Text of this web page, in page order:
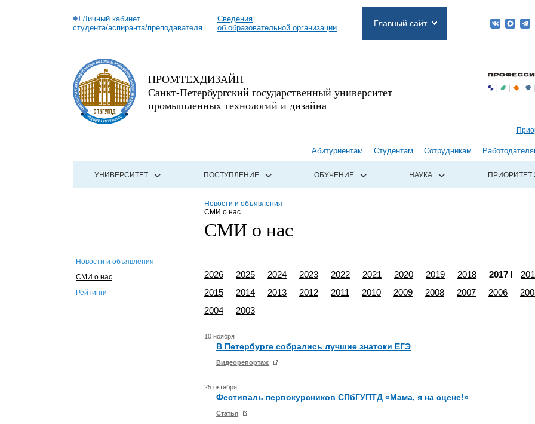
Личный кабинет
студента/аспиранта/преподавателя
Сведения
об образовательной организации
Главный сайт
ПРОМТЕХДИЗАЙН
Санкт-Петербургский государственный университет
промышленных технологий и дизайна
Абитуриентам Студентам Сотрудникам
УНИВЕРСИТЕТ ПОСТУПЛЕНИЕ ОБУЧЕНИЕ НАУКА ПРИОРИТЕТ
Новости и объявления
СМИ о нас
СМИ о нас
Новости и объявления
СМИ о нас
Рейтинги
2026 2025 2024 2023 2022 2021 2020 2019 2018 2017
2015
2014 2013 2012 2011 2010 2009 2008 2007 2006
2004
2003
10 ноября
В Петербурге собрались лучшие знатоки ЕГЭ
Видеорепортаж
25 октября
Фестиваль первокурсников СПбГУПТД «Мама, я на сцене!»
Статья